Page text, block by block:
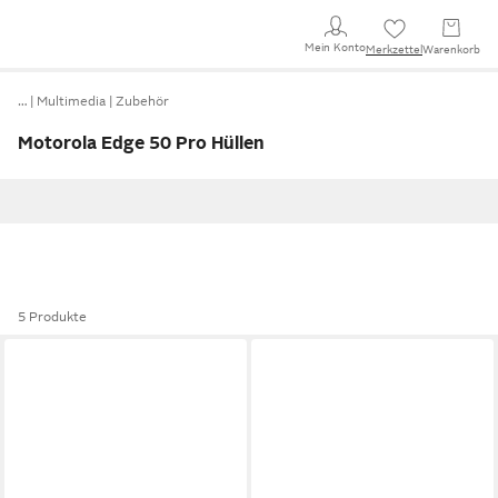
Mein KontoMerkzettel Warenkorb
… Multimedia Zubehör
Motorola Edge 50 Pro Hüllen
5 Produkte